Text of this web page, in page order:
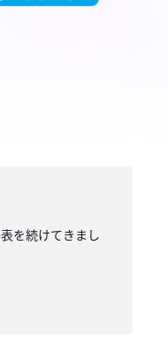
を続けてきまし